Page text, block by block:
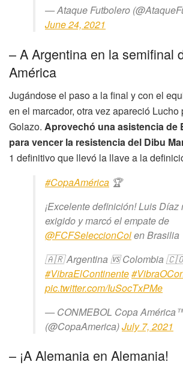
— Ataque Futbolero
June 24, 2021
– A Argentina en la semifinal
América
Jugándose el paso a la final y con el
en el marcador, otra vez apareció Lucho
Golazo. Aprovechó una asistencia de
para vencer la resistencia del Dibu
1 definitivo que llevó la llave a la
#CopaAmérica 🏆
¡Excelente definición! Luis Díaz
exigido y marcó el empate de
@FCFSeleccionColen Brasilia
🇦🇷 Argentina 🆚 Colombia
#VibraElContinente
pic.twitter.com/IuSocTxPMe
— CONMEBOL Copa
(@CopaAmerica)July 7, 2021
– ¡A Alemania en Alemania!